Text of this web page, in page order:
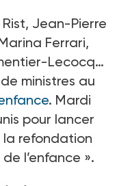
Jean-Pierre
Ferrari,
Lecocq…
ministres au
. Mardi
pour lancer
refondation
l’enfance ».